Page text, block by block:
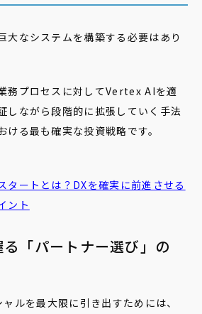
大なシステムを構築する必要はあり
務プロセスに対してVertex AIを適
しながら段階的に拡張していく手法
る最も確実な投資戦略です。
タートとは？DXを確実に前進させる
ント
「パートナー選び」の
ルを最大限に引き出すためには、